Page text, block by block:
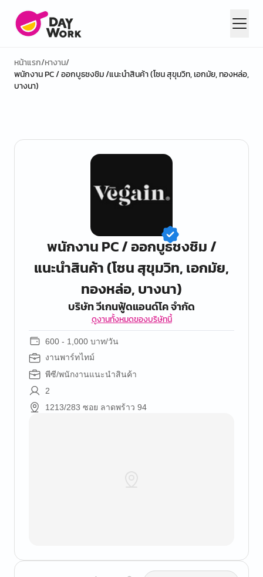
หน้าแรก/หางาน/
พนักงาน PC / ออกบูธชงชิม /แนะนำสินค้า (โซน สุขุมวิท, เอกมัย, ทองหล่อ,
บางนา)
พนักงาน PC / ออกบูธชงชิม /
แนะนำสินค้า (โซน สุขุมวิท, เอกมัย,
ทองหล่อ, บางนา)
บริษัท วีเกนฟู้ดแอนด์โค จำกัด
ดูงานทั้งหมดของบริษัทนี้
600 - 1,000 บาท/วัน
งานพาร์ทไทม์
พีซี/พนักงานแนะนำสินค้า
2
1213/283 ซอย ลาดพร้าว 94